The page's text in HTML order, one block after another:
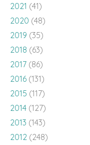
2021 (41)
2020 (48)
2019 (35)
2018 (63)
2017 (86)
2016 (131)
2015 (117)
2014 (127)
2013 (143)
2012 (248)